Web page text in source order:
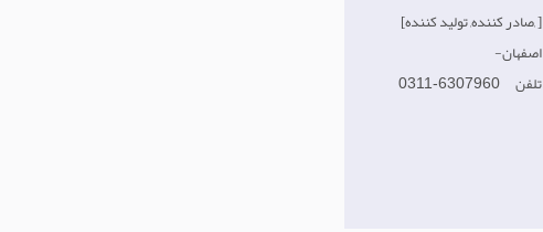
[صادر کننده, تولید کننده, ]
-اصفهان
0311-6307960 تلفن